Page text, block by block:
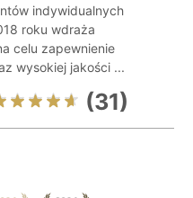
indywidualnych
roku wdraża
celu zapewnienie
wysokiej jakości ...
(31)